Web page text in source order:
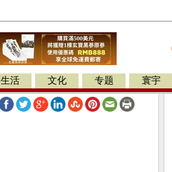
生活 文化 专题 寰宇